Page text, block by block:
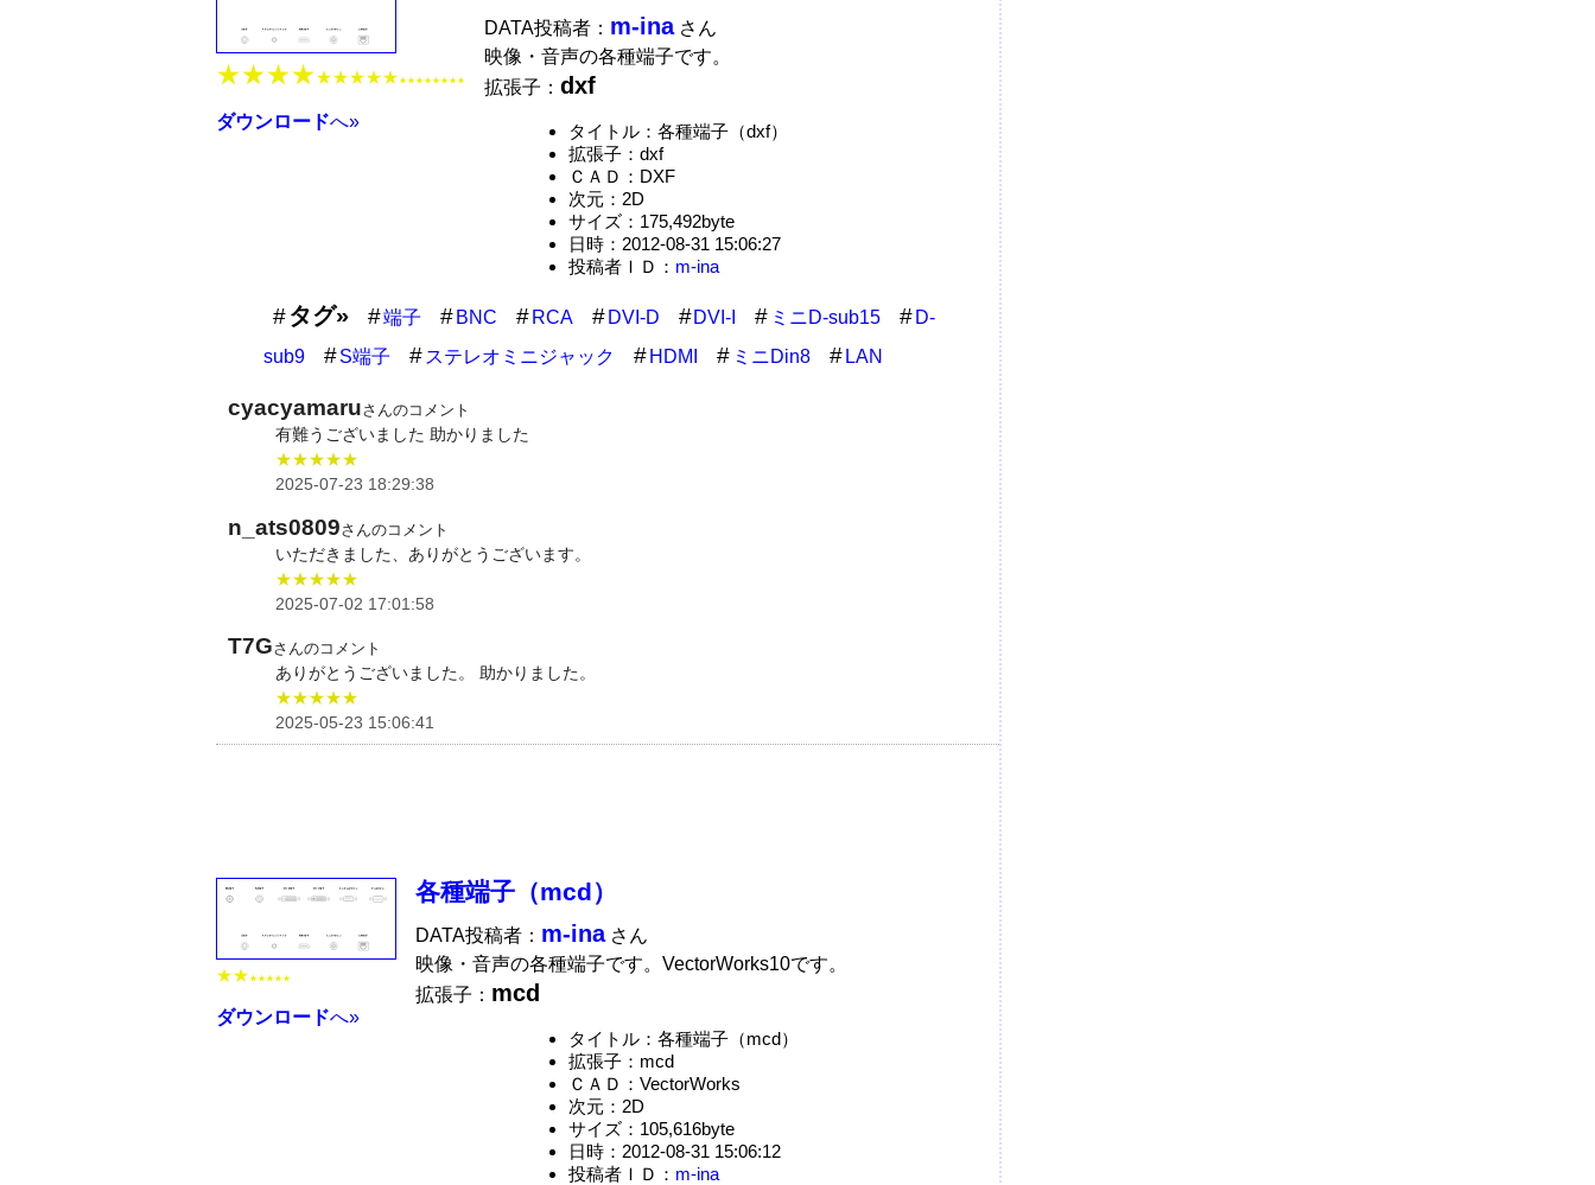
★★★★★★★★★ ★★★★★★★★
ダウンロードへ»
DATA投稿者： m-inaさん
映像・音声の各種端子です。
拡張子： dxf
タイトル：各種端子（dxf）
拡張子：dxf
ＣＡＤ：DXF
次元：2D
サイズ：175,492byte
日時：2012-08-31 15:06:27
投稿者ＩＤ： m-ina
タグ» 端子 BNC RCA DVI-D DVI-I ミニD-sub15
D-
sub9
S端子 ステレオミニジャック HDMI ミニDin8 LAN
cyacyamaruさんのコメント
有難うございました 助かりました
★★★★★
2025-07-23 18:29:38
n_ats0809さんのコメント
いただきました、ありがとうございます。
★★★★★
2025-07-02 17:01:58
T7Gさんのコメント
ありがとうございました。 助かりました。
★★★★★
2025-05-23 15:06:41
★★ ★★★★★
ダウンロードへ»
各種端子（mcd）
DATA投稿者： m-inaさん
映像・音声の各種端子です。VectorWorks10です。
拡張子： mcd
タイトル：各種端子（mcd）
拡張子：mcd
ＣＡＤ：VectorWorks
次元：2D
サイズ：105,616byte
日時：2012-08-31 15:06:12
投稿者ＩＤ： m-ina